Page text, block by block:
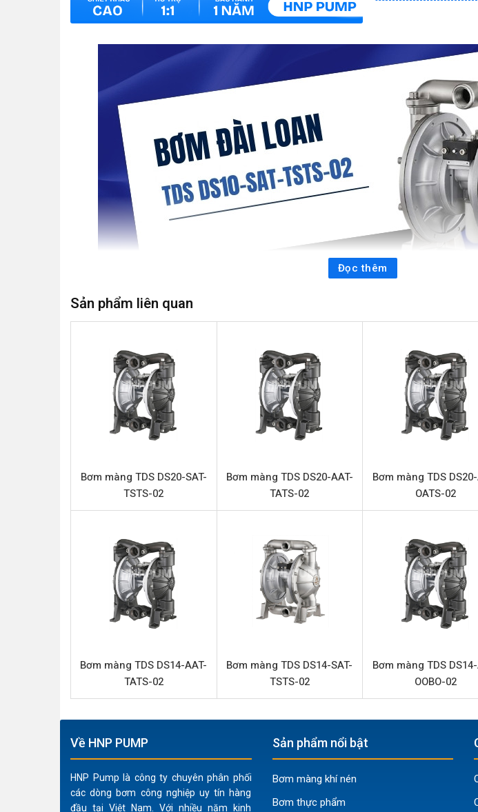
Bơm màng TDS DS10-SAT-TSTS-02
là giải pháp vận chuyển chất lỏng hiệu quả,
đòi hỏi khắt khe. Với thiết kế bơm màng khí nén tiên tiến từ thương hiệu TDS Đài
biệt nổi bật nhờ khả năng tương thích vật liệu vượt trội và hiệu suất ổn định, đảm
trường làm việc khắc nghiệt. Sản phẩm này được chế tạo từ Inox 316 cho thân
(Teflon), mang lại khả năng kháng hóa chất mạnh mẽ và độ bền bỉ cao.
Tên sản phẩm
Bơm màng TDS DS10-SAT-TSTS-02
Thương hiệu
TDS Đài Loan
Chất liệu thân bơm
Inox 316
Lưu lượng tối đa
180 lít/phút
Đường cấp khí
3/8” (Kết nối ren)
Đầu hút và đẩy
Bi
PTFE (Teflon)
Đế bi
Inox 316
Lồng bi
Inox 316
Đọc thêm
Sản phẩm liên quan
Bơm màng TDS DS20-SAT-
TSTS-02
Bơm màng TDS DS20-AAT-
TATS-02
Bơm màng TDS
OATS-02
Bơm màng TDS DS14-AAT-
TATS-02
Bơm màng TDS DS14-SAT-
TSTS-02
Bơm màng TDS
OOBO-02
Về HNP PUMP
HNP Pump là công ty chuyên phân phối
các dòng bơm công nghiệp uy tín hàng
đầu tại Việt Nam. Với nhiều năm kinh
Sản phẩm nổi bật
Bơm màng khí nén
Bơm thực phẩm